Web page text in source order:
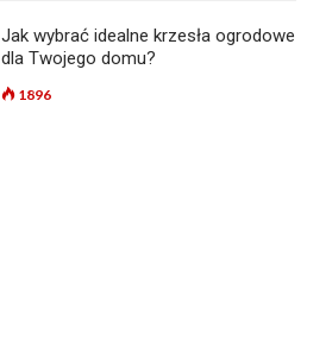
Jak wybrać idealne krzesła ogrodowe
dla Twojego domu?
1896